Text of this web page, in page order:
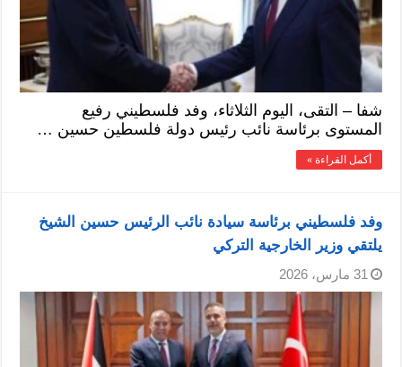
شفا – التقى، اليوم الثلاثاء، وفد فلسطيني رفيع
المستوى برئاسة نائب رئيس دولة فلسطين حسين …
أكمل القراءة »
وفد فلسطيني برئاسة سيادة نائب الرئيس حسين الشيخ
يلتقي وزير الخارجية التركي
31 مارس، 2026